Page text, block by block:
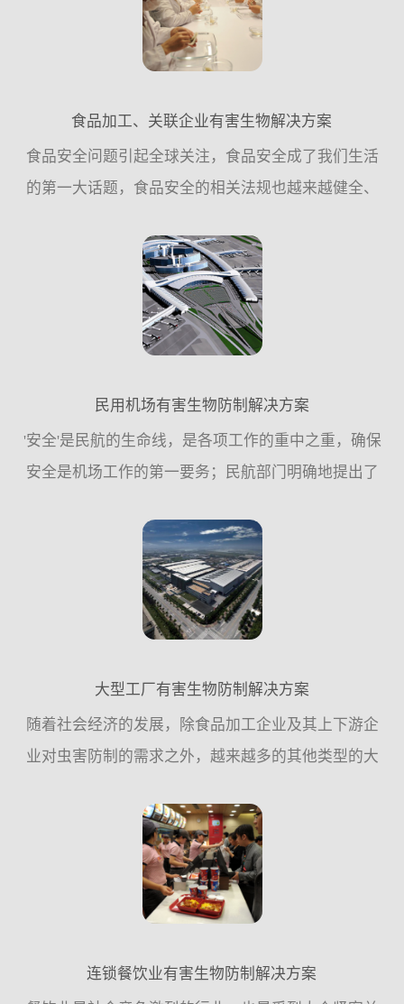
食品加工、关联企业有害生物解决方案
食品安全问题引起全球关注，食品安全成了我们生活
的第一大话题，食品安全的相关法规也越来越健全、
括社会公众，食品从业人员及管理者，对食品安全的
关注度，对食品安...
民用机场有害生物防制解决方案
'安全'是民航的生命线，是各项工作的重中之重，确保
安全是机场工作的第一要务；民航部门明确地提出了
各项工作的持续健康快速发展，从而使各项工作...
大型工厂有害生物防制解决方案
随着社会经济的发展，除食品加工企业及其上下游企
业对虫害防制的需求之外，越来越多的其他类型的大
方面是企业内部发展的需要，;例外一方面也是工厂自
身竞争力的一个...
连锁餐饮业有害生物防制解决方案